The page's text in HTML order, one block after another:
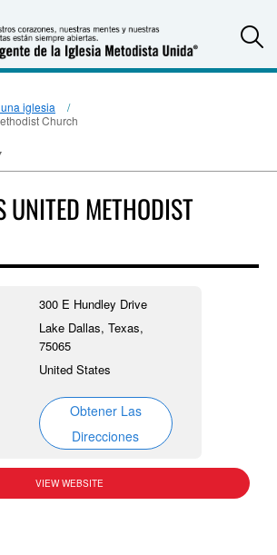
iglesia
Church
UNITED METHODIST
300 E Hundley Drive
Lake Dallas, Texas,
75065
United States
Obtener Las
Direcciones
VIEW WEBSITE